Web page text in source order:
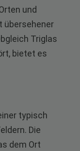
und
übersehener
Triglas
bietet es
typisch
Die
dem Ort